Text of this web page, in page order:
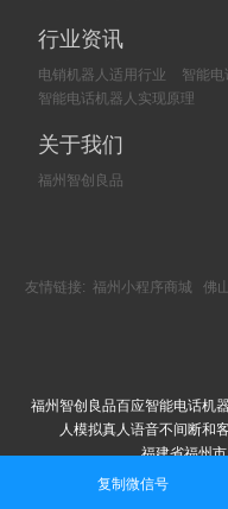
行业资讯
电销机器人适用行业 智能
智能电话机器人实现原理
关于我们
福州智创良品
友情链接: 福州小程序商城 佛
福州智创良品百应智能电话机
人模拟真人语音不间断和
福建省福州
Copyright © 2002-2018
复制微信号